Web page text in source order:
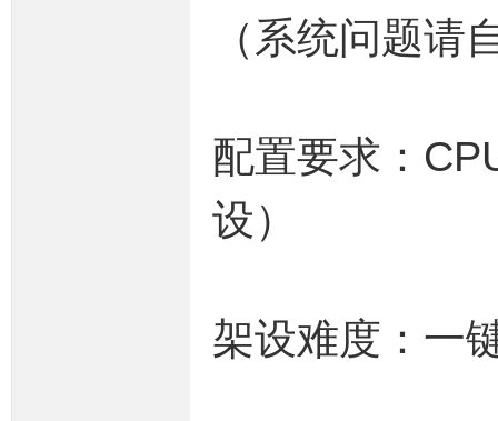
（系统问题请
配置要求：
设）
架设难度：一